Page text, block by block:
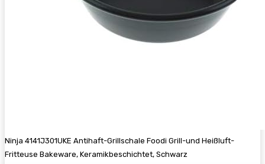
Ninja 4141J301UKE Antihaft-Grillschale Foodi Grill-und Heißluft-
Fritteuse Bakeware, Keramikbeschichtet, Schwarz